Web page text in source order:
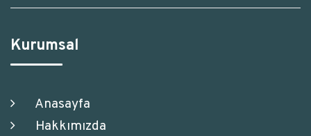
Kurumsal
Anasayfa
Hakkımızda